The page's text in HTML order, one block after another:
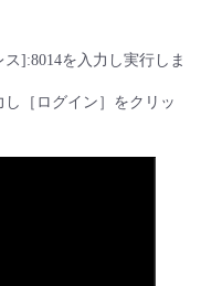
]:8014を入力し実行しま
［ログイン］をクリッ